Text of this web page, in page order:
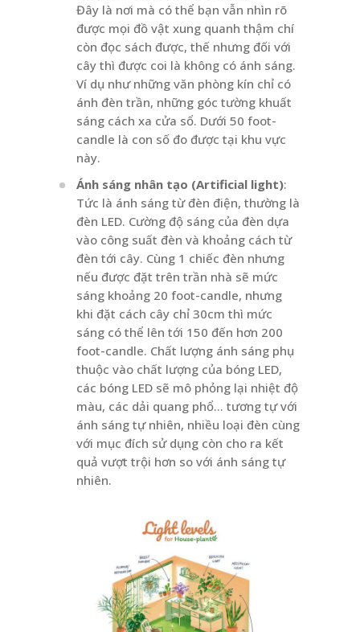
Đây là nơi mà có thể bạn vẫn nhìn rõ
được mọi đồ vật xung quanh thậm chí
còn đọc sách được, thế nhưng đối với
cây thì được coi là không có ánh sáng.
Ví dụ như những văn phòng kín chỉ có
ánh đèn trần, những góc tường khuất
sáng cách xa cửa sổ. Dưới 50 foot-
candle là con số đo được tại khu vực
này.
Ánh sáng nhân tạo (Artificial light):
Tức là ánh sáng từ đèn điện, thường là
đèn LED. Cường độ sáng của đèn dựa
vào công suất đèn và khoảng cách từ
đèn tới cây. Cùng 1 chiếc đèn nhưng
nếu được đặt trên trần nhà sẽ mức
sáng khoảng 20 foot-candle, nhưng
khi đặt cách cây chỉ 30cm thì mức
sáng có thể lên tới 150 đến hơn 200
foot-candle. Chất lượng ánh sáng phụ
thuộc vào chất lượng của bóng LED,
các bóng LED sẽ mô phỏng lại nhiệt độ
màu, các dải quang phổ… tương tự với
ánh sáng tự nhiên, nhiều loại đèn cùng
với mục đích sử dụng còn cho ra kết
quả vượt trội hơn so với ánh sáng tự
nhiên.